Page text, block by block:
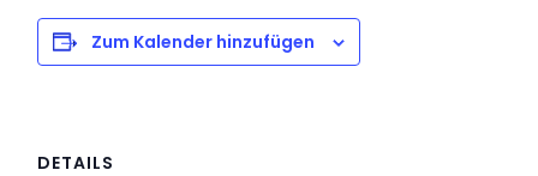
Zum Kalender hinzufügen
DETAILS